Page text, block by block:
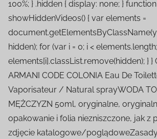
100%; } .hidden { display: none; } function
showHiddenVideos() { var elements =
hidden); for (var i = 0; i < elements.length;
elements[i].classList.remove(hidden); } }
ARMANI CODE COLONIA Eau De
Vaporisateur / Natural sprayWODA
MĘŻCZYZN 50ml, oryginalne,
opakowanie i folia niezniszczone, jak z
zdjęcie katalogowe/